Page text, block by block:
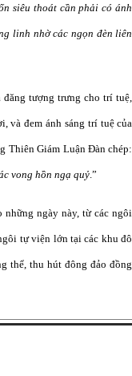
siêu thoát cần phải có ánh
linh nhờ các ngọn đèn liên
tượng trưng cho trí tuệ,
và đem ánh sáng trí tuệ của
Thiên Giám Luận Đàn chép:
vong hồn ngạ quỷ .”
ngày này, từ các ngôi
tự viện lớn tại các khu đô
thể, thu hút đông đảo đồng